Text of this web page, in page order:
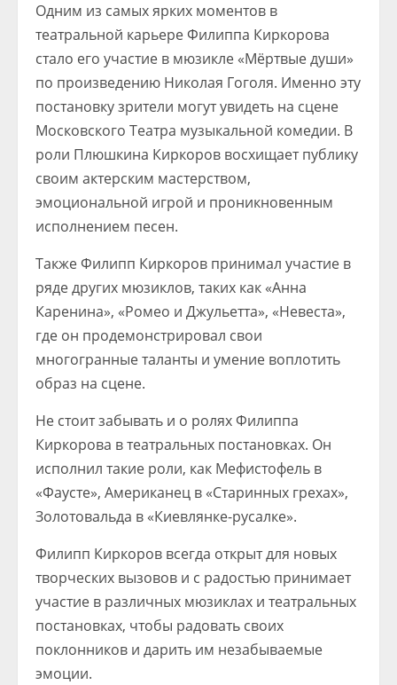
Одним из самых ярких моментов в
театральной карьере Филиппа Киркорова
стало его участие в мюзикле «Мёртвые души»
по произведению Николая Гоголя. Именно эту
постановку зрители могут увидеть на сцене
Московского Театра музыкальной комедии. В
роли Плюшкина Киркоров восхищает публику
своим актерским мастерством,
эмоциональной игрой и проникновенным
исполнением песен.
Также Филипп Киркоров принимал участие в
ряде других мюзиклов, таких как «Анна
Каренина», «Ромео и Джульетта», «Невеста»,
где он продемонстрировал свои
многогранные таланты и умение воплотить
образ на сцене.
Не стоит забывать и о ролях Филиппа
Киркорова в театральных постановках. Он
исполнил такие роли, как Мефистофель в
«Фаусте», Американец в «Старинных грехах»,
Золотовальда в «Киевлянке-русалке».
Филипп Киркоров всегда открыт для новых
творческих вызовов и с радостью принимает
участие в различных мюзиклах и театральных
постановках, чтобы радовать своих
поклонников и дарить им незабываемые
эмоции.